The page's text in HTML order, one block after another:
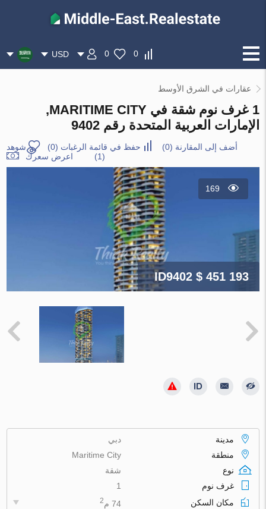
0
0
USD
عقارات في الشرق الأوسط
1 غرف نوم شقة في MARITIME CITY,
الإمارات العربية المتحدة رقم 9402
أضف إلى المقارنة (
0
) حفظ في قائمة الرغبات (
0
)
شوهد
(1)
اعرض سعرك
169
ID9402$ 451 193
مدينة
دبي
منطقة
Maritime City
نوع
شقة
غرف نوم
1
مكان السكن
74 م 2